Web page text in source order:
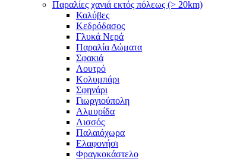
Παραλίες χανιά εκτός πόλεως (> 20km)
Καλύβες
Κεδρόδασος
Γλυκά Νερά
Παραλία Δώματα
Σφακιά
Λουτρό
Κολυμπάρι
Σφηνάρι
Γιωργιούπολη
Αλμυρίδα
Λισσός
Παλαιόχωρα
Ελαφονήσι
Φραγκοκάστελο